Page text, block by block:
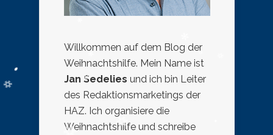
Willkommen auf dem Blog der
Weihnachtshilfe. Mein Name ist
Jan Sedelies und ich bin Leiter
des Redaktionsmarketings der
HAZ. Ich organisiere die
Weihnachtshilfe und schreibe